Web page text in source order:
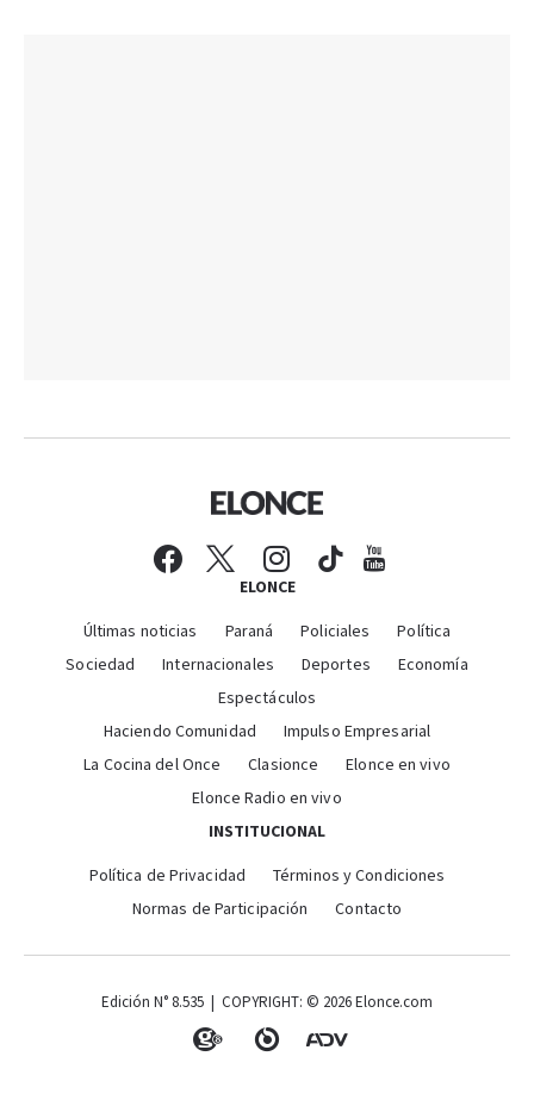
ELONCE
Últimas noticias Paraná Policiales
Política
Sociedad
Internacionales Deportes
Economía
Espectáculos
Haciendo Comunidad
Impulso Empresarial
La Cocina del Once
Clasionce
Elonce en vivo
Elonce Radio en vivo
INSTITUCIONAL
Política de Privacidad
Términos y Condiciones
Normas de Participación
Contacto
Edición N° 8.535 | COPYRIGHT: © 2026 Elonce.com